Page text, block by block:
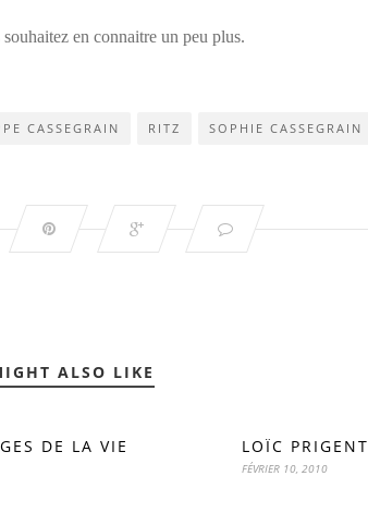
en connaitre un peu plus.
CASSEGRAIN RITZ SOPHIE CASSEGRAIN
ALSO LIKE
DE LA VIE LOÏC PRIGENT
FÉVRIER 10, 2010